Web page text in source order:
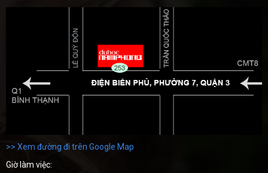
>> Xem đường đi trên Google Map
Giờ làm việc: